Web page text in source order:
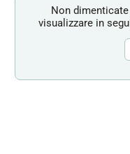
Non
visualizzare in